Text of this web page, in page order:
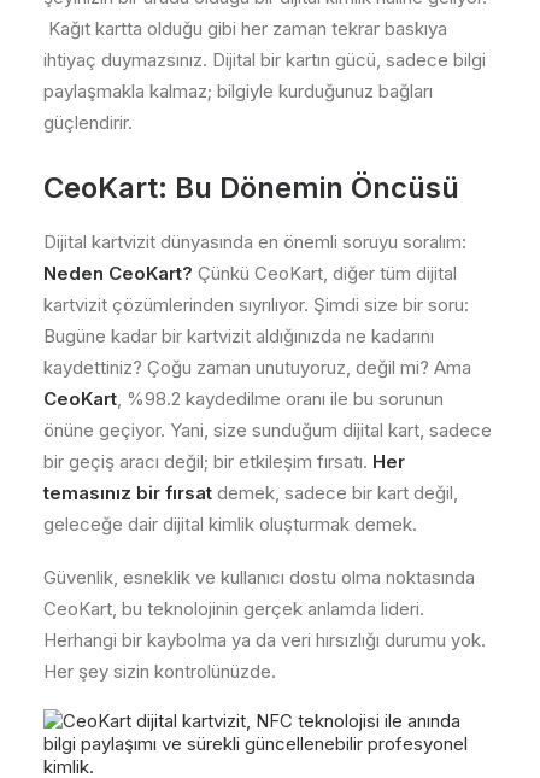
Kağıt kartta olduğu gibi her zaman tekrar baskıya
ihtiyaç duymazsınız. Dijital bir kartın gücü, sadece bilgi
paylaşmakla kalmaz; bilgiyle kurduğunuz bağları
güçlendirir.
CeoKart: Bu Dönemin Öncüsü
Dijital kartvizit dünyasında en önemli soruyu soralım:
Neden CeoKart? Çünkü CeoKart, diğer tüm dijital
kartvizit çözümlerinden sıyrılıyor. Şimdi size bir soru:
Bugüne kadar bir kartvizit aldığınızda ne kadarını
kaydettiniz? Çoğu zaman unutuyoruz, değil mi? Ama
CeoKart, %98.2 kaydedilme oranı ile bu sorunun
önüne geçiyor. Yani, size sunduğum dijital kart, sadece
bir geçiş aracı değil; bir etkileşim fırsatı. Her
temasınız bir fırsat demek, sadece bir kart değil,
geleceğe dair dijital kimlik oluşturmak demek.
Güvenlik, esneklik ve kullanıcı dostu olma noktasında
CeoKart, bu teknolojinin gerçek anlamda lideri.
Herhangi bir kaybolma ya da veri hırsızlığı durumu yok.
Her şey sizin kontrolünüzde.